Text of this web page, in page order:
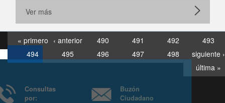
Ver más
« primero ‹ anterior 490 491 492
493
494
495 496 497 498
siguiente ›
última »
Consultas
Ciudadano